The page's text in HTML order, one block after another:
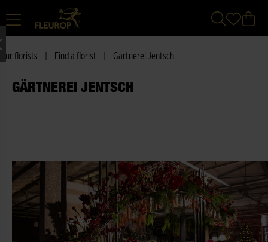
Our florists Find a florist Gärtnerei Jentsch
GÄRTNEREI JENTSCH